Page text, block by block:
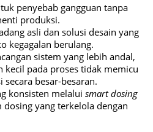
penyebab gangguan tanpa
produksi.
asli dan solusi desain yang
kegagalan berulang.
sistem yang lebih andal,
kecil pada proses tidak memicu
besar-besaran.
konsisten melalui smart dosing
yang terkelola dengan